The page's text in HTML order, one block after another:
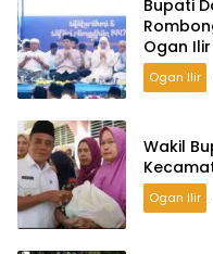
Bupati
Ogan Ilir
Ogan Ilir
Wakil
Ogan Ilir